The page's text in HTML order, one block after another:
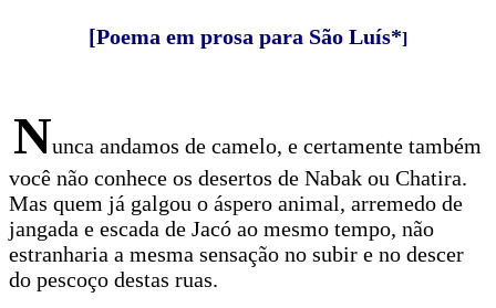
[Poema em prosa para São Luís*]
Nunca andamos de camelo, e certamente também
você não conhece os desertos de Nabak ou Chatira.
Mas quem já galgou o áspero animal, arremedo de
jangada e escada de Jacó ao mesmo tempo, não
estranharia a mesma sensação no subir e no descer
do pescoço destas ruas.